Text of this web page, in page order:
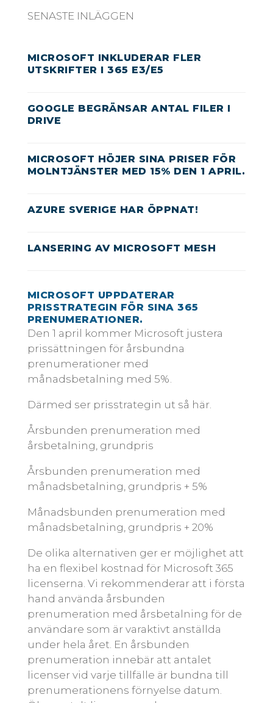
SENASTE INLÄGGEN
MICROSOFT INKLUDERAR FLER
UTSKRIFTER I 365 E3/E5
GOOGLE BEGRÄNSAR ANTAL FILER I
DRIVE
MICROSOFT HÖJER SINA PRISER FÖR
MOLNTJÄNSTER MED 15% DEN 1 APRIL.
AZURE SVERIGE HAR ÖPPNAT!
LANSERING AV MICROSOFT MESH
MICROSOFT UPPDATERAR
PRISSTRATEGIN FÖR SINA 365
PRENUMERATIONER.
Den 1 april kommer Microsoft justera
prissättningen för årsbundna
prenumerationer med
månadsbetalning med 5%.
Därmed ser prisstrategin ut så här.
Årsbunden prenumeration med
årsbetalning, grundpris
Årsbunden prenumeration med
månadsbetalning, grundpris + 5%
Månadsbunden prenumeration med
månadsbetalning, grundpris + 20%
De olika alternativen ger er möjlighet att
ha en flexibel kostnad för Microsoft 365
licenserna. Vi rekommenderar att i första
hand använda årsbunden
prenumeration med årsbetalning för de
användare som är varaktivt anställda
under hela året. En årsbunden
prenumeration innebär att antalet
licenser vid varje tillfälle är bundna till
prenumerationens förnyelse datum.